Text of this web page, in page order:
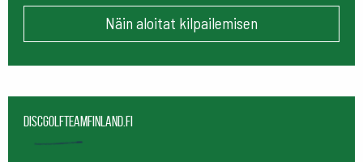
Näin aloitat kilpailemisen
Discgolfteamfinland.fi